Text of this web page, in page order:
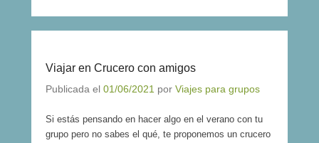
Viajar en Crucero con amigos
Publicada el 01/06/2021 por Viajes para grupos
Si estás pensando en hacer algo en el verano con tu
grupo pero no sabes el qué, te proponemos un crucero